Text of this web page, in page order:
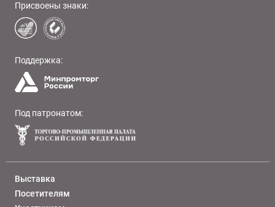
Присвоены знаки:
Поддержка:
Под патронатом:
Выставка
Посетителям